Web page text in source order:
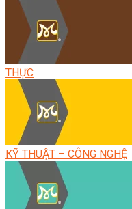
THỰC
KỸ THUẬT – CÔNG NGHỆ